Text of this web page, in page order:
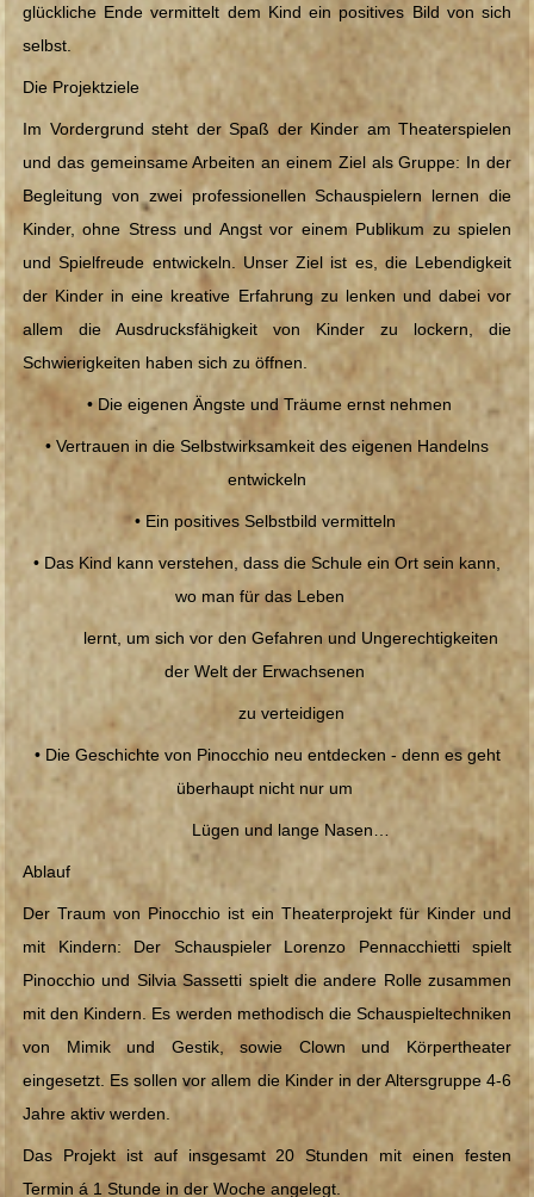
glückliche Ende vermittelt dem Kind ein positives Bild von sich
selbst.
Die Projektziele
Im Vordergrund steht der Spaß der Kinder am Theaterspielen
und das gemeinsame Arbeiten an einem Ziel als Gruppe: In der
Begleitung von zwei professionellen Schauspielern lernen die
Kinder, ohne Stress und Angst vor einem Publikum zu spielen
und Spielfreude entwickeln. Unser Ziel ist es, die Lebendigkeit
der Kinder in eine kreative Erfahrung zu lenken und dabei vor
allem die Ausdrucksfähigkeit von Kinder zu lockern, die
Schwierigkeiten haben sich zu öffnen.
• Die eigenen Ängste und Träume ernst nehmen
• Vertrauen in die Selbstwirksamkeit des eigenen Handelns
entwickeln
• Ein positives Selbstbild vermitteln
• Das Kind kann verstehen, dass die Schule ein Ort sein kann,
wo man für das Leben
lernt, um sich vor den Gefahren und Ungerechtigkeiten
der Welt der Erwachsenen
zu verteidigen
• Die Geschichte von Pinocchio neu entdecken - denn es geht
überhaupt nicht nur um
Lügen und lange Nasen…
Ablauf
Der Traum von Pinocchio ist ein Theaterprojekt für Kinder und
mit Kindern: Der Schauspieler Lorenzo Pennacchietti spielt
Pinocchio und Silvia Sassetti spielt die andere Rolle zusammen
mit den Kindern. Es werden methodisch die Schauspieltechniken
von Mimik und Gestik, sowie Clown und Körpertheater
eingesetzt. Es sollen vor allem die Kinder in der Altersgruppe 4-6
Jahre aktiv werden.
Das Projekt ist auf insgesamt 20 Stunden mit einen festen
Termin á 1 Stunde in der Woche angelegt.